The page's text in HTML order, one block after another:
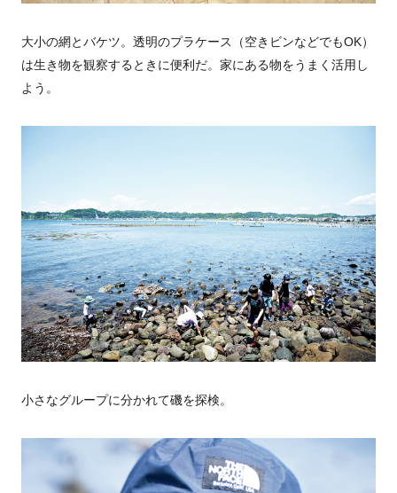
大小の網とバケツ。透明のプラケース（空きビンなどでもOK）
は生き物を観察するときに便利だ。家にある物をうまく活用し
よう。
小さなグループに分かれて磯を探検。